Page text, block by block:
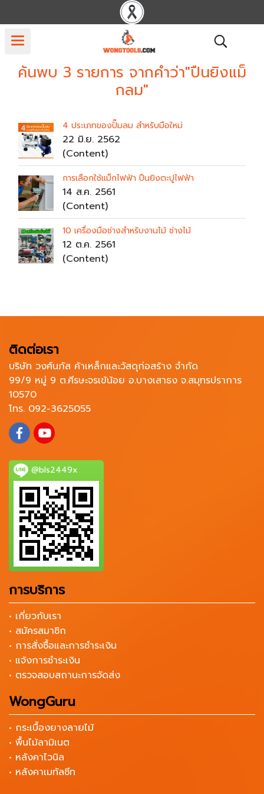
ค้นพบ 3 รายการ จากคำว่า"ปืนยิงแม็
กลม"
4 ประเภทของปั๊มลม สำหรับมือใหม่
22 มิ.ย. 2562
(Content)
การเลือกใช้แม็กไฟฟ้า ปืนยิงตะปูไฟฟ้า
14 ส.ค. 2561
(Content)
10 เครื่องมือช่างสำหรับงานไม้ ช่างไม้
12 ต.ค. 2561
(Content)
ติดต่อเรา
บริษัท วงศ์นภัส ค้าเหล็กและวัสดุก่อสร้าง จำกัด
99/9 หมู่ 9 ต.ศีรษะจรเข้น้อย อ.บางเสาธง จ.สมุทรปราการ
10570
โทร. 092-3625055
@bls2449x
การบริการ
• เกี่ยวกับเรา
• สมัครสมาชิก
• การสั่งซื้อและการชำระเงิน
• แจ้งการชำระเงิน
• ตรวจสอบสถานะการจัดส่ง
WongGuru
• กระเบื้องยางลายไม้
• พื้นไม้ลามิเนต
• หลังคาไวนิล
• หลังคาเมทัลชีท